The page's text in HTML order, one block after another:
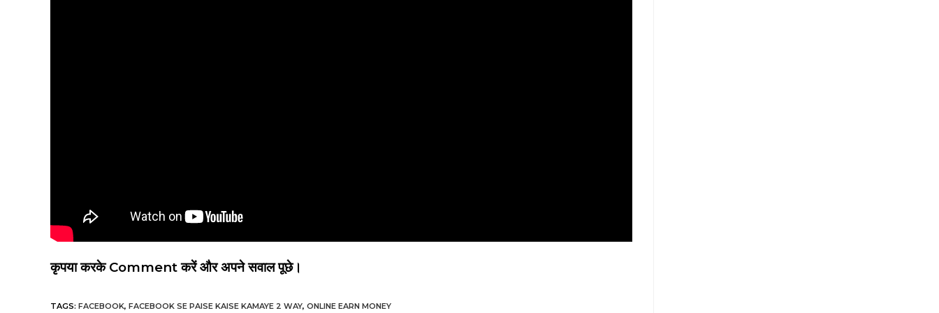
कृपया करके Comment करें और अपने सवाल पूछे।
TAGS: FACEBOOK, FACEBOOK SE PAISE KAISE KAMAYE 2 WAY, ONLINE EARN MONEY